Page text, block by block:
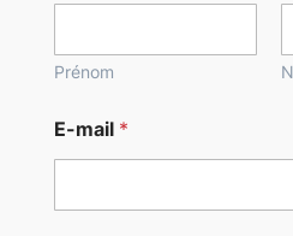
Prénom
E-mail *